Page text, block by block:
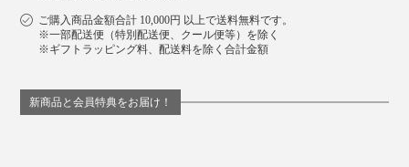
フトにもぴったり。
ご購入商品金額合計 10,000円 以上で送料無料です。
※一部配送便（特別配送便、クール便等）を除く
※ギフトラッピング料、配送料を除く合計金額
新商品と会員特典をお届け！